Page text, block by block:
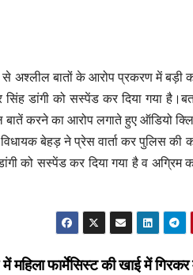
बातों के आरोप प्रकरण में बड़ी
डांगी को सस्पेंड कर दिया गया
बातें करने का आरोप लगाते हुए ऑडियो
बेहड़ ने प्रेस वार्ता कर पुलिस की
को सस्पेंड कर दिया गया है व अग्रिम
फार्मेसिस्ट की खाई में गिरकर